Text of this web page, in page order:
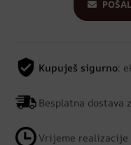
Kupuješ sigurno:
Besplatna dostava
Vrijeme realizacije